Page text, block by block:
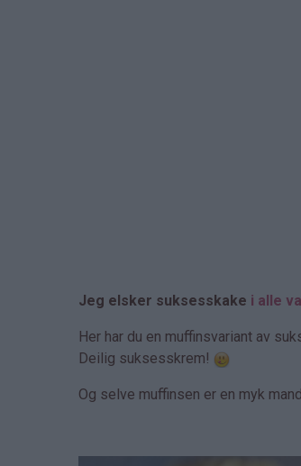
Jeg elsker suksesskake i alle
Her har du en muffinsvariant av
Deilig suksesskrem!
Og selve muffinsen er en myk